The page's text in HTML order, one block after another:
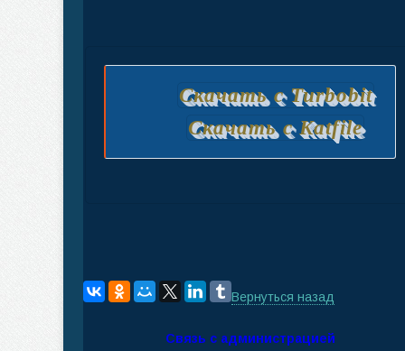
Скачать с Turbobit
Скачать с Katfile
Вернуться назад
Связь с администрацией